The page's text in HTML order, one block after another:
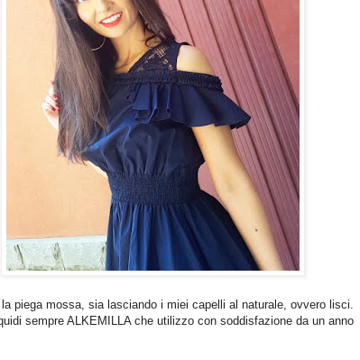
piega mossa, sia lasciando i miei capelli al naturale, ovvero lisci.
sempre ALKEMILLA che utilizzo con soddisfazione da un anno